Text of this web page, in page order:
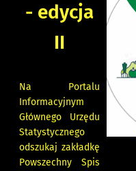
- edycja
II
Na Portalu
Informacyjnym
Głównego Urzędu
Statystycznego
odszukaj zakładkę
Powszechny Spis